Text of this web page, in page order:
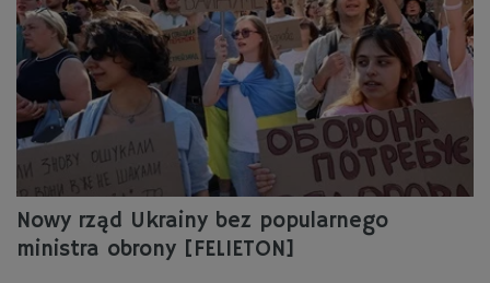
Nowy rząd Ukrainy bez popularnego
ministra obrony [FELIETON]